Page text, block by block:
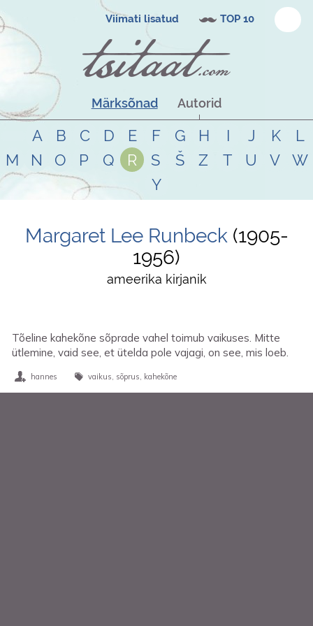
Viimati lisatud TOP 10
Märksõnad Autorid
A B C D E F G H I J K
L
M
N O P Q R S Š Z T U V
W
Y
Margaret Lee Runbeck 1905-
1956
ameerika kirjanik
Tõeline kahekõne sõprade vahel toimub vaikuses. Mitte
ütlemine, vaid see, et ütelda pole vajagi, on see, mis loeb.
hannes vaikus sõprus kahekõne